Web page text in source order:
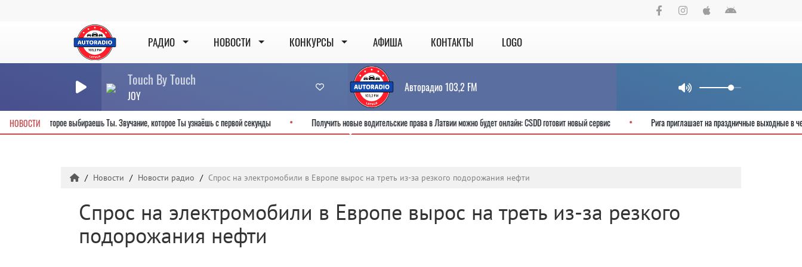
РАДИО НОВОСТИ КОНКУРСЫ АФИША КОНТАКТЫ LOGO
Touch By Touch
JOY
Авторадио 103,2 FM
НОВОСТИ Радио, которое выбираешь Ты. Звучание, которое Ты узнаёшь с первой секунды Получить новые водительские права в Латвии можно будет онлайн: CSDD готовит новый сервис Рига приглашает на
Новости Новости радио Спрос на электромобили в Европе вырос на треть из-за резкого подорожания нефти
Спрос на электромобили в Европе вырос на треть из-за резкого
подорожания нефти